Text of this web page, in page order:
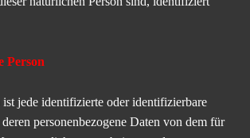
jede identifizierte oder identifizierbare
personenbezogene Daten von dem für